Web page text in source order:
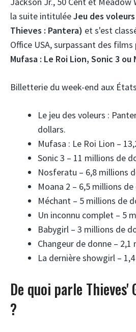
la suite intituléeJeu des
Thieves : Pantera) et s'est
Office USA, surpassant des
Mufasa : Le Roi Lion, Sonic 3
Billetterie du week-end aux
Le jeu des voleurs :
dollars.
Mufasa : Le Roi Lion –
Sonic 3 – 11 millions de
Nosferatu – 6,8 millions
Moana 2 – 6,5 millions
Méchant – 5 millions de
Un inconnu complet – 5
Babygirl – 3 millions de
Changeur de donne –
La dernière showgirl –
De quoi parle Thieves'
?